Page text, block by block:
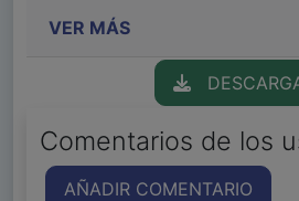
VER MÁS
Comentarios de los
AÑADIR COMENTARIO